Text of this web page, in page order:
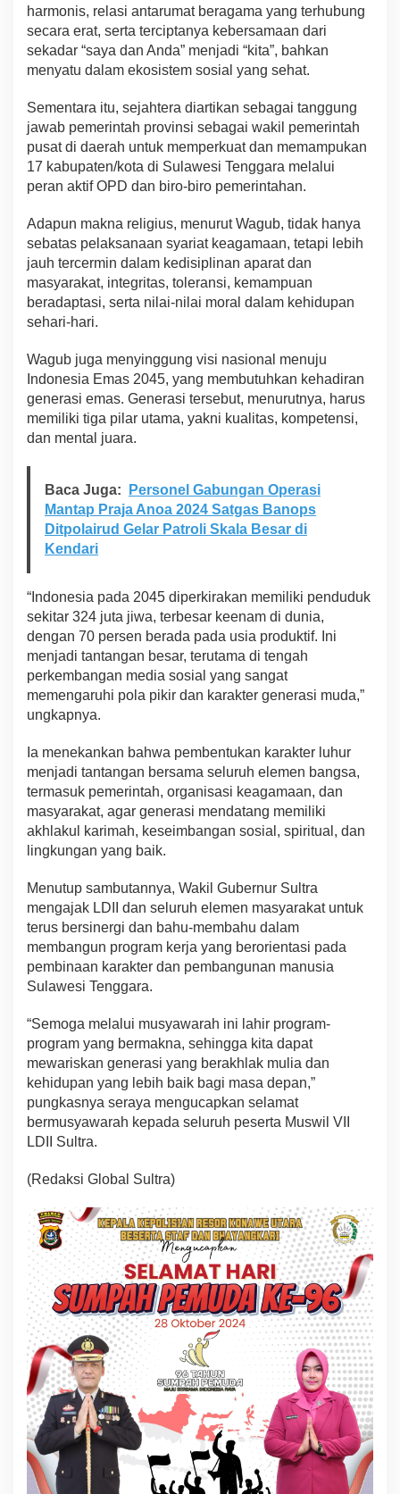
harmonis, relasi antarumat beragama yang terhubung
secara erat, serta terciptanya kebersamaan dari
sekadar “saya dan Anda” menjadi “kita”, bahkan
menyatu dalam ekosistem sosial yang sehat.
Sementara itu, sejahtera diartikan sebagai tanggung
jawab pemerintah provinsi sebagai wakil pemerintah
pusat di daerah untuk memperkuat dan memampukan
17 kabupaten/kota di Sulawesi Tenggara melalui
peran aktif OPD dan biro-biro pemerintahan.
Adapun makna religius, menurut Wagub, tidak hanya
sebatas pelaksanaan syariat keagamaan, tetapi lebih
jauh tercermin dalam kedisiplinan aparat dan
masyarakat, integritas, toleransi, kemampuan
beradaptasi, serta nilai-nilai moral dalam kehidupan
sehari-hari.
Wagub juga menyinggung visi nasional menuju
Indonesia Emas 2045, yang membutuhkan kehadiran
generasi emas. Generasi tersebut, menurutnya, harus
memiliki tiga pilar utama, yakni kualitas, kompetensi,
dan mental juara.
Baca Juga:
Personel Gabungan Operasi
Mantap Praja Anoa 2024 Satgas Banops
Ditpolairud Gelar Patroli Skala Besar di
Kendari
“Indonesia pada 2045 diperkirakan memiliki penduduk
sekitar 324 juta jiwa, terbesar keenam di dunia,
dengan 70 persen berada pada usia produktif. Ini
menjadi tantangan besar, terutama di tengah
perkembangan media sosial yang sangat
memengaruhi pola pikir dan karakter generasi muda,”
ungkapnya.
Ia menekankan bahwa pembentukan karakter luhur
menjadi tantangan bersama seluruh elemen bangsa,
termasuk pemerintah, organisasi keagamaan, dan
masyarakat, agar generasi mendatang memiliki
akhlakul karimah, keseimbangan sosial, spiritual, dan
lingkungan yang baik.
Menutup sambutannya, Wakil Gubernur Sultra
mengajak LDII dan seluruh elemen masyarakat untuk
terus bersinergi dan bahu-membahu dalam
membangun program kerja yang berorientasi pada
pembinaan karakter dan pembangunan manusia
Sulawesi Tenggara.
“Semoga melalui musyawarah ini lahir program-
program yang bermakna, sehingga kita dapat
mewariskan generasi yang berakhlak mulia dan
kehidupan yang lebih baik bagi masa depan,”
pungkasnya seraya mengucapkan selamat
bermusyawarah kepada seluruh peserta Muswil VII
LDII Sultra.
(Redaksi Global Sultra)